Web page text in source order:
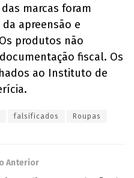
marcas foram
apreensão e
produtos não
fiscal. Os
ao Instituto de
falsificados Roupas
Anterior